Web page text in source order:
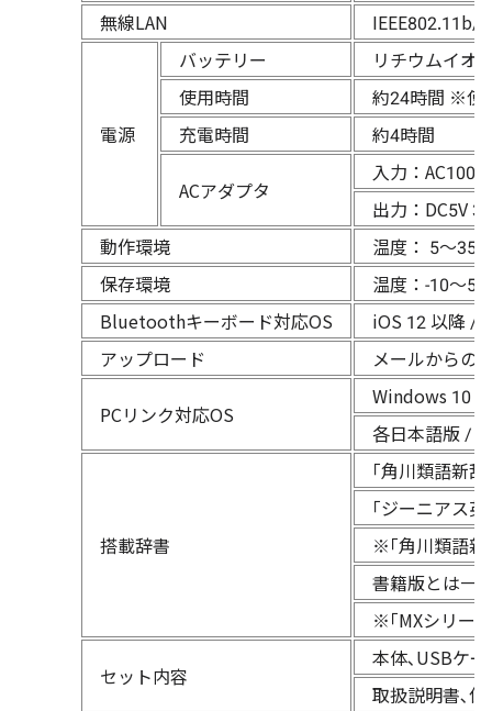
無線LAN
IEEE802.11b/
電源
バッテリー
リチウムイオ
使用時間
約24時間 ※使
充電時間
約4時間
ACアダプタ
入力：AC100-
出力：DC5V
動作環境
温度： 5～35
保存環境
温度：-10～
Bluetoothキーボード対応OS
iOS 12 以降 /
アップロード
メールからの
PCリンク対応OS
Windows 10
各日本語版 /
搭載辞書
｢角川類語新
｢ジーニアス
※｢角川類語新
書籍版とは一
※｢MXシリー
セット内容
本体､USBケｰ
取扱説明書､